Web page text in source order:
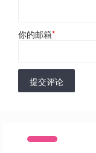
你的邮箱*
提交评论